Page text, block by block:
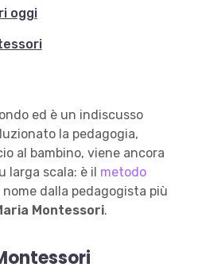
oggi
ed è un indiscusso
la pedagogia,
al bambino, viene ancora
larga scala: è il metodo
nome dalla pedagogista più
Montessori.